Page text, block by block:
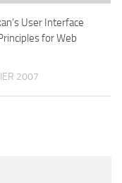
User Interface
for Web
2007